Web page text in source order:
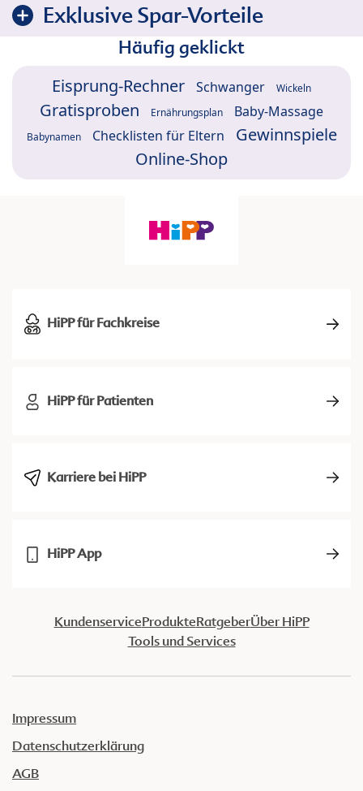
Exklusive Spar-Vorteile
Häufig geklickt
Eisprung-Rechner Schwanger Wickeln
Gratisproben Ernährungsplan Baby-Massage
Babynamen Checklisten für Eltern
Gewinnspiele
Online-Shop
HiPP für Fachkreise
HiPP für Patienten
Karriere bei HiPP
HiPP App
KundenserviceProdukteRatgeberÜber HiPP
Tools und Services
Impressum
Datenschutzerklärung
AGB